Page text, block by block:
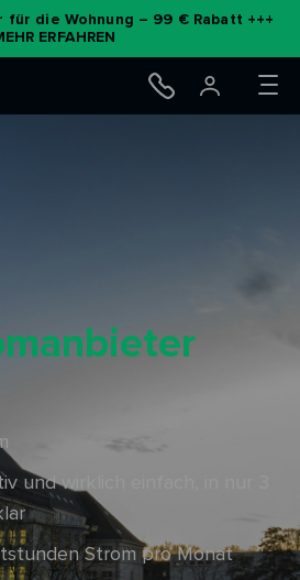
für die Wohnung – 99 € Rabatt +++
ERFAHREN
und wirklich einfach, in nur 3
Strom pro Monat